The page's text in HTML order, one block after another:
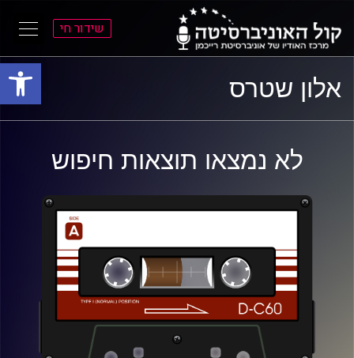
פתח
התפריט
הראשי
התוכן
הראשי
שידור חי
אלון שטרס
לא נמצאו תוצאות חיפוש